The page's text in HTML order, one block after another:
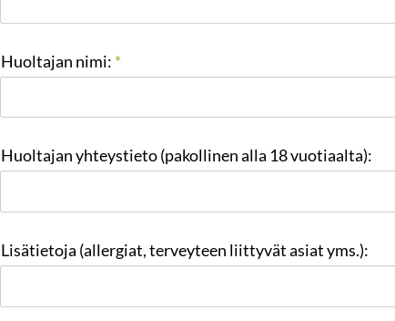
Huoltajan nimi: *
Huoltajan yhteystieto (pakollinen alla 18 vuotiaalta):
Lisätietoja (allergiat, terveyteen liittyvät asiat yms.):